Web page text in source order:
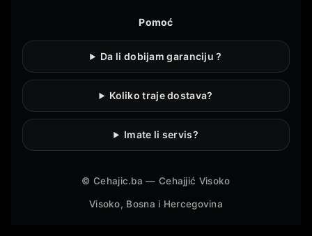
Pomoć
Da li dobijam garanciju ?
Koliko traje dostava?
Imate li servis?
©Cehajic.ba — Cehajjić Visoko
Visoko, Bosna i Hercegovina